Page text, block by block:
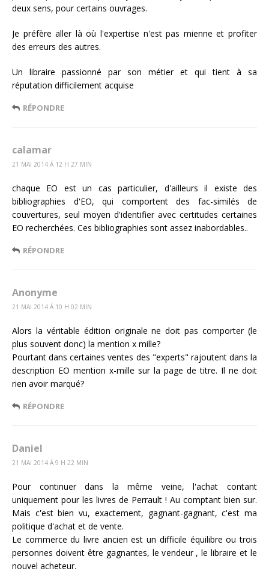
deux sens, pour certains ouvrages.
Je préfère aller là où l'expertise n'est pas mienne et profiter
des erreurs des autres.
Un libraire passionné par son métier et qui tient à sa
réputation difficilement acquise
RÉPONDRE
calamar
21 MAI 2014 Á 12 H 27 MIN
chaque EO est un cas particulier, d'ailleurs il existe des
bibliographies d'EO, qui comportent des fac-similés de
couvertures, seul moyen d'identifier avec certitudes certaines
EO recherchées. Ces bibliographies sont assez inabordables..
RÉPONDRE
Anonyme
21 MAI 2014 Á 10 H 02 MIN
Alors la véritable édition originale ne doit pas comporter (le
plus souvent donc) la mention x mille?
Pourtant dans certaines ventes des "experts" rajoutent dans la
description EO mention x-mille sur la page de titre. Il ne doit
rien avoir marqué?
RÉPONDRE
Daniel
21 MAI 2014 Á 9 H 22 MIN
Pour continuer dans la même veine, l'achat contant
uniquement pour les livres de Perrault ! Au comptant bien sur.
Mais c'est bien vu, exactement, gagnant-gagnant, c'est ma
politique d'achat et de vente.
Le commerce du livre ancien est un difficile équilibre ou trois
personnes doivent être gagnantes, le vendeur , le libraire et le
nouvel acheteur.